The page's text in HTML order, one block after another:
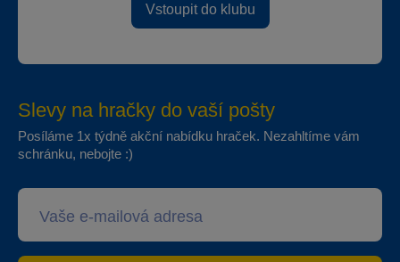
Vstoupit do klubu
Slevy na hračky do vaší pošty
Posíláme 1x týdně akční nabídku hraček. Nezahltíme vám
schránku, nebojte :)